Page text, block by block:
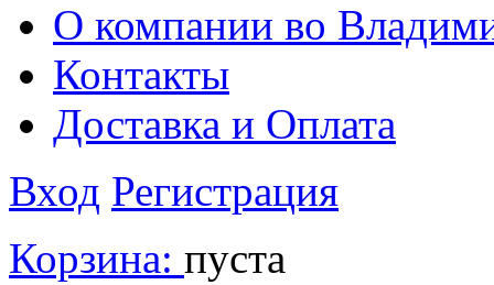
О компании во
Контакты
Доставка и Оплата
Вход Регистрация
Корзина: пуста